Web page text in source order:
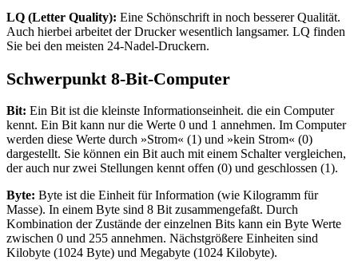
LQ (Letter Quality): Eine Schönschrift in noch besserer Qualität.
Auch hierbei arbeitet der Drucker wesentlich langsamer. LQ finden
Sie bei den meisten 24-Nadel-Druckern.
Schwerpunkt 8-Bit-Computer
Bit: Ein Bit ist die kleinste Informationseinheit. die ein Computer
kennt. Ein Bit kann nur die Werte 0 und 1 annehmen. Im Computer
werden diese Werte durch »Strom« (1) und »kein Strom« (0)
dargestellt. Sie können ein Bit auch mit einem Schalter vergleichen,
der auch nur zwei Stellungen kennt offen (0) und geschlossen (1).
Byte: Byte ist die Einheit für Information (wie Kilogramm für
Masse). In einem Byte sind 8 Bit zusammengefaßt. Durch
Kombination der Zustände der einzelnen Bits kann ein Byte Werte
zwischen 0 und 255 annehmen. Nächstgrößere Einheiten sind
Kilobyte (1024 Byte) und Megabyte (1024 Kilobyte).